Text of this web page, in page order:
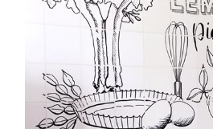
Lemon
muurtekening